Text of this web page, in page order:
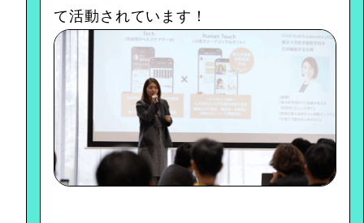
て活動されています！